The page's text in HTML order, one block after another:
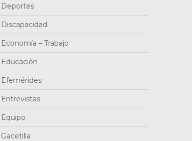
Deportes
Discapacidad
Economía – Trabajo
Educación
Efemérides
Entrevistas
Equipo
Gacetilla